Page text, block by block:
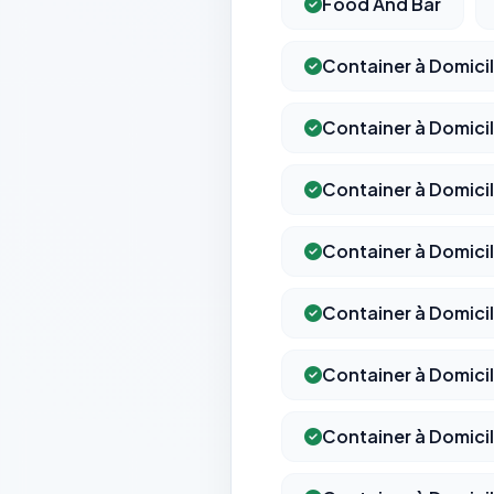
Container à
Container à
Container à
Container à
Container à
Container à
Container à